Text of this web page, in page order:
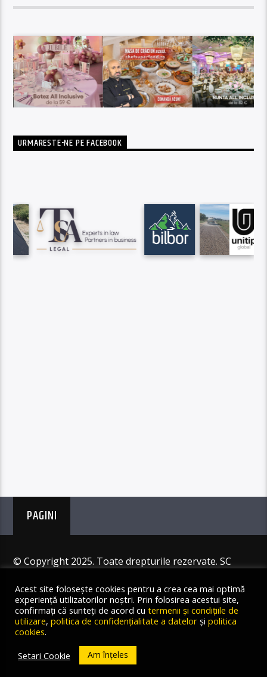
URMARESTE-NE PE FACEBOOK
PAGINI
© Copyright 2025. Toate drepturile rezervate. SC
Acest site folosește cookies pentru a crea cea mai optimă
experiență utilizatorilor noștri. Prin folosirea acestui site,
confirmați că sunteți de acord cu termenii și condițiile de
utilizare, politica de confidențialitate a datelor și politica
cookies.
Setari Cookie
Am înțeles